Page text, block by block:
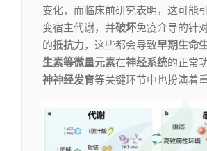
变化，而临床前研究表明，这可能
变宿主代谢，并破坏免疫介导的针
的抵抗力，这些都会导致早期生命
生素等微量元素在神经系统的正常
神神经发育等关键环节中也扮演着